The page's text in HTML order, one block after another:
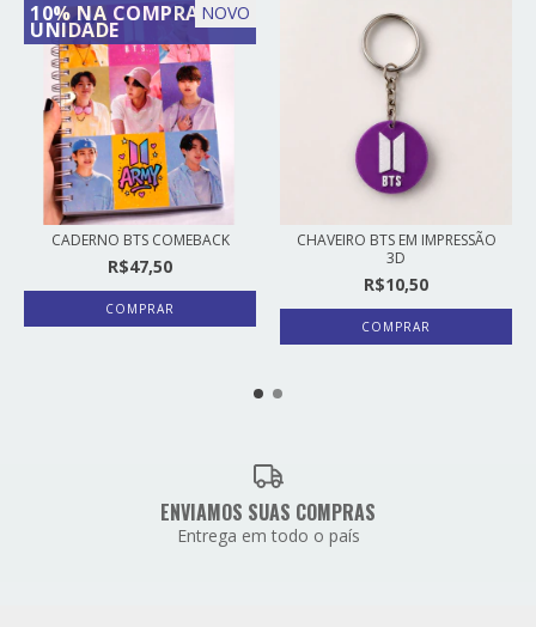
10% NA COMPRA DE 2
UNIDADE
NOVO
CADERNO BTS COMEBACK
R$47,50
COMPRAR
CHAVEIRO BTS EM IMPRESSÃO
3D
R$10,50
COMPRAR
ENVIAMOS SUAS COMPRAS
Entrega em todo o país